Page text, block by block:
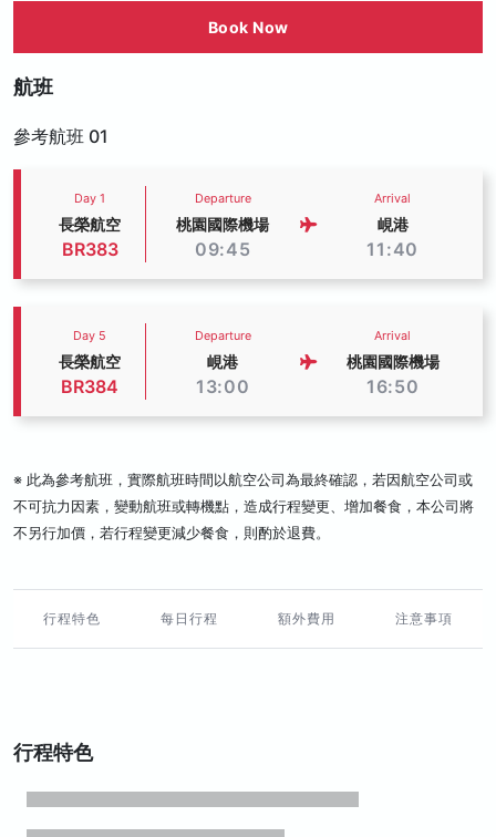
Book Now
航班
參考航班 01
Day 1
長榮航空
BR383
Departure
桃園國際機場
09:45
Arrival
峴港
11:40
Day 5
長榮航空
BR384
Departure
峴港
13:00
Arrival
桃園國際機場
16:50
※ 此為參考航班，實際航班時間以航空公司為最終確認，若因航空公司或
不可抗力因素，變動航班或轉機點，造成行程變更、增加餐食，本公司將
不另行加價，若行程變更減少餐食，則酌於退費。
行程特色 每日行程 額外費用 注意事項
行程特色